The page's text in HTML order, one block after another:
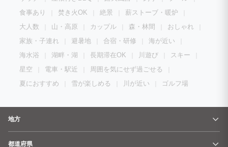
食事あり
焚き火OK 絶景
薪ストーブ・暖炉
大人数
山・高原 カップル 森・林間
おしゃれ
家族・子連れ
避暑地 合宿・研修
海が近い
海水浴
湖畔・湖 長期滞在OK 川遊び
スキー
星空
電車・駅近
周囲を気にせず過ごせる
夏におすすめ
雪が楽しめる 川が近い ゴルフ場
地方
都道府県